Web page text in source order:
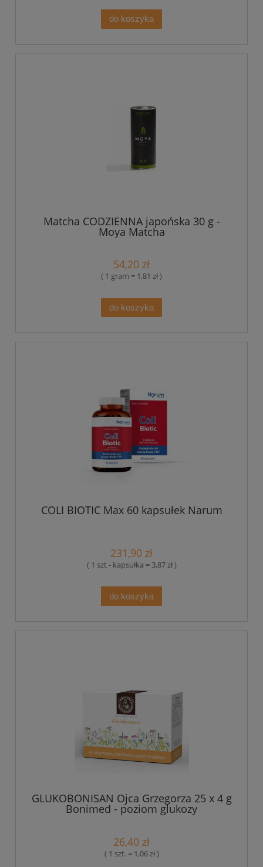
do koszyka
Matcha CODZIENNA japońska 30 g -
Moya Matcha
54,20 zł
( 1 gram = 1,81 zł )
do koszyka
COLI BIOTIC Max 60 kapsułek Narum
231,90 zł
( 1 szt - kapsułka = 3,87 zł )
do koszyka
GLUKOBONISAN Ojca Grzegorza 25 x 4 g
Bonimed - poziom glukozy
26,40 zł
( 1 szt. = 1,06 zł )